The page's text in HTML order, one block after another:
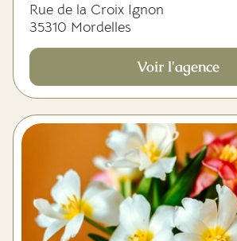
Rue de la Croix Ignon
35310 Mordelles
Voir l'agence